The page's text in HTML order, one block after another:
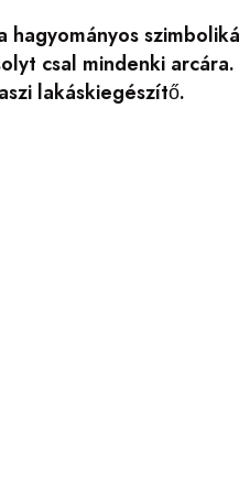
hagyományos
csal mindenki
lakáskiegészítő.